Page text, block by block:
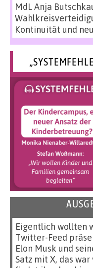
MdL Anja
Kontinuität und
Eigentlich wollten
Twitter-Feed
Elon Musk und
Satz mit X, das war